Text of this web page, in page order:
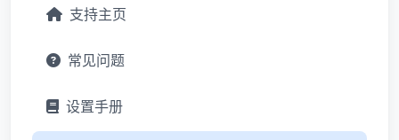
支持主页
常见问题
设置手册